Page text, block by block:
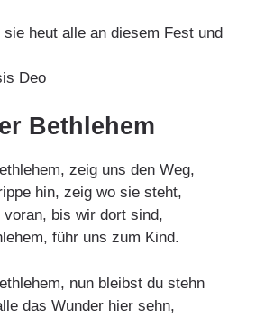
heut alle an diesem Fest und
Deo
Bethlehem
zeig uns den Weg,
hin, zeig wo sie steht,
voran, bis wir dort sind,
führ uns zum Kind.
nun bleibst du stehn
das Wunder hier sehn,